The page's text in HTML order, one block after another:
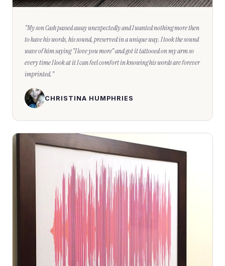
"My son Cash passed away unexpectedly and I wanted nothing more then
to have his words, his sound, preserved in a unique way. I took the sound
wave of him saying "I love you more" and got it tattooed on my arm so
every time I look at it I can feel comfort in knowing his words are forever
imprinted."
CHRISTINA HUMPHRIES